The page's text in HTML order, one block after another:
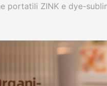
portatili ZINK e dye-